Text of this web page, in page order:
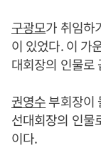
구광모가 취임하
이 있었다. 이 가
대회장의 인물로
권영수부회장이
선대회장의 인물
이다.